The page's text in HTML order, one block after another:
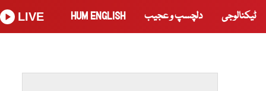
ٹیکنالوجی دلچسپ و عجیب HUM ENGLISH
LIVE